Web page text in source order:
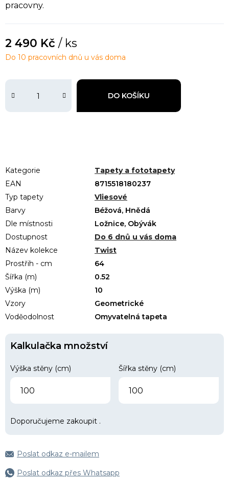
pracovny.
2 490 Kč / ks
DO KOŠÍKU
Do 10 pracovních dnů u vás doma
Kategorie
Tapety a fototapety
EAN
8715518180237
Typ tapety
Vliesové
Barvy
Béžová, Hnědá
Dle místnosti
Ložnice, Obývák
Dostupnost
Do 6 dnů u vás doma
Název kolekce
Twist
Prostřih - cm
64
Šířka (m)
0.52
Výška (m)
10
Vzory
Geometrické
Voděodolnost
Omyvatelná tapeta
Kalkulačka množství
Výška stěny (cm) Šířka stěny (cm)
Doporučujeme zakoupit .
Poslat odkaz e-mailem
Poslat odkaz přes Whatsapp